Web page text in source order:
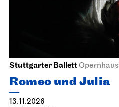
Stuttgarter BallettOpernhaus
Romeo und Julia
13.11.2026